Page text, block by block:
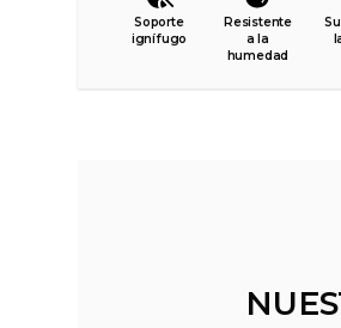
Soporte
ignífugo
Resistente
a la
humedad